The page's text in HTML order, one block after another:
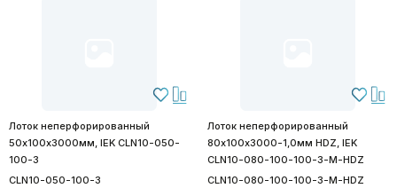
Лоток неперфорированный
50х100х3000мм, IEK CLN10-050-
100-3
CLN10-050-100-3
Лоток неперфорированный
80х100х3000-1,0мм HDZ, IEK
CLN10-080-100-100-3-M-HDZ
CLN10-080-100-100-3-M-HDZ